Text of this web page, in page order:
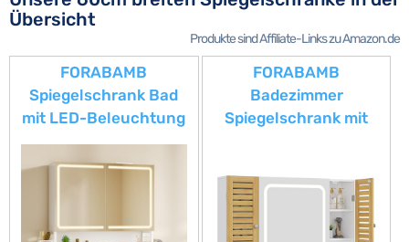
Übersicht
Produkte sind Affiliate-Links zu Amazon.de
FORABAMB
Spiegelschrank Bad
mit LED-Beleuchtung
& Steckdose,
70x16x60cm,
Badezimmer
Verstellbarer Ablage,
FORABAMB
Badezimmer
Spiegelschrank mit
Badezimmerschrank
mit 2 Bambustür, HD-
Spiegel, Verstellbarer